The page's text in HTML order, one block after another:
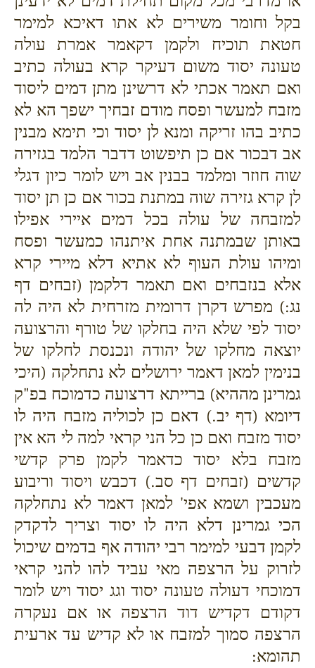
בקל וחומר משירים לא אתו דאיכא למימר
חטאת תוכיח ולקמן דקאמר אמרת עולה
טעונה יסוד משום דעיקר קרא בעולה כתיב
ואם תאמר אכתי לא דרשינן מתן דמים ליסוד
מזבח למעשר ופסח מודם זבחיך ישפך הא לא
כתיב בהו זריקה ומנא לן יסוד וכי תימא מבנין
אב דבכור אם כן תיפשוט דדבר הלמד בגזירה
שוה חוזר ומלמד בבנין אב ויש לומר כיון דגלי
לן קרא גזירה שוה במתנת בכור אם כן תן יסוד
למזבחה של עולה בכל דמים איירי אפילו
באותן שבמתנה אחת איתנהו כמעשר ופסח
ומיהו עולת העוף לא אתיא דלא מיירי קרא
אלא בנזבחים ואם תאמר דלקמן (זבחים דף
נג:) מפרש דקרן דרומית מזרחית לא היה לה
יסוד לפי שלא היה בחלקו של טורף והרצועה
יוצאה מחלקו של יהודה ונכנסת לחלקו של
בנימין למאן דאמר ירושלים לא נתחלקה (היכי
גמרינן מההיא) ברייתא דרצועה כדמוכח בפ"ק
דיומא (דף יב.) דאם כן לכוליה מזבח היה לו
יסוד מזבח ואם כן כל הני קראי למה לי הא אין
מזבח בלא יסוד כדאמר לקמן פרק קדשי
קדשים (זבחים דף סב.) דכבש ויסוד וריבוע
מעכבין ושמא אפי' למאן דאמר לא נתחלקה
הכי גמרינן דלא היה לו יסוד וצריך לדקדק
לקמן דבעי למימר רבי יהודה אף בדמים שיכול
לזרוק על הרצפה מאי עביד להו להני קראי
דמוכחי דעולה טעונה יסוד וגג יסוד ויש לומר
דקודם דקדיש דוד הרצפה או אם נעקרה
הרצפה סמוך למזבח או לא קדיש עד ארעית
תהומא: